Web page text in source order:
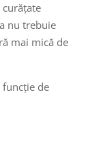
curățate
nu trebuie
mai mică de
funcție de